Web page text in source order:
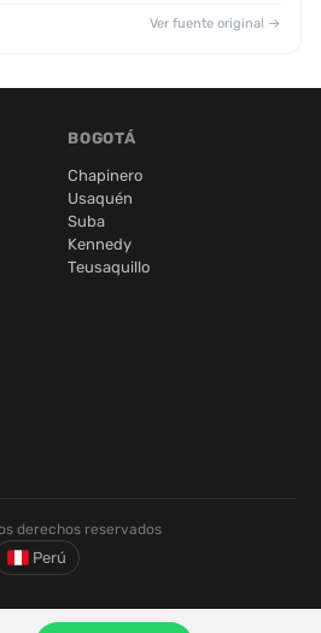
Ver fuente original →
BOGOTÁ
Chapinero
Usaquén
Suba
Kennedy
Teusaquillo
derechos reservados
Perú